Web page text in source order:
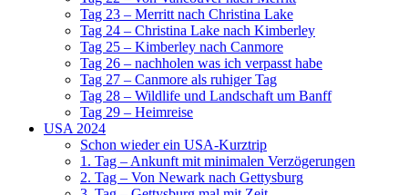
Tag 23 – Merritt nach Christina Lake
Tag 24 – Christina Lake nach Kimberley
Tag 25 – Kimberley nach Canmore
Tag 26 – nachholen was ich verpasst habe
Tag 27 – Canmore als ruhiger Tag
Tag 28 – Wildlife und Landschaft um Banff
Tag 29 – Heimreise
USA 2024
Schon wieder ein USA-Kurztrip
1. Tag – Ankunft mit minimalen Verzögerungen
2. Tag – Von Newark nach Gettysburg